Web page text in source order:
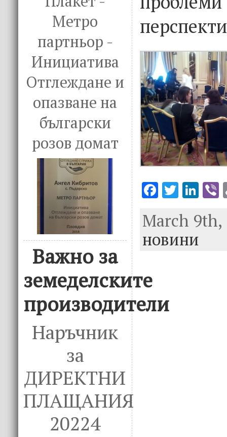
Метро
партньор -
Инициатива
Отглеждане и
опазване на
български
розов домат
Важно за
земеделските
производители
Наръчник
за
ДИРЕКТНИ
ПЛАЩАНИЯ
20224
F
e
b
T
it
te
Li
k
March 9th,
новини